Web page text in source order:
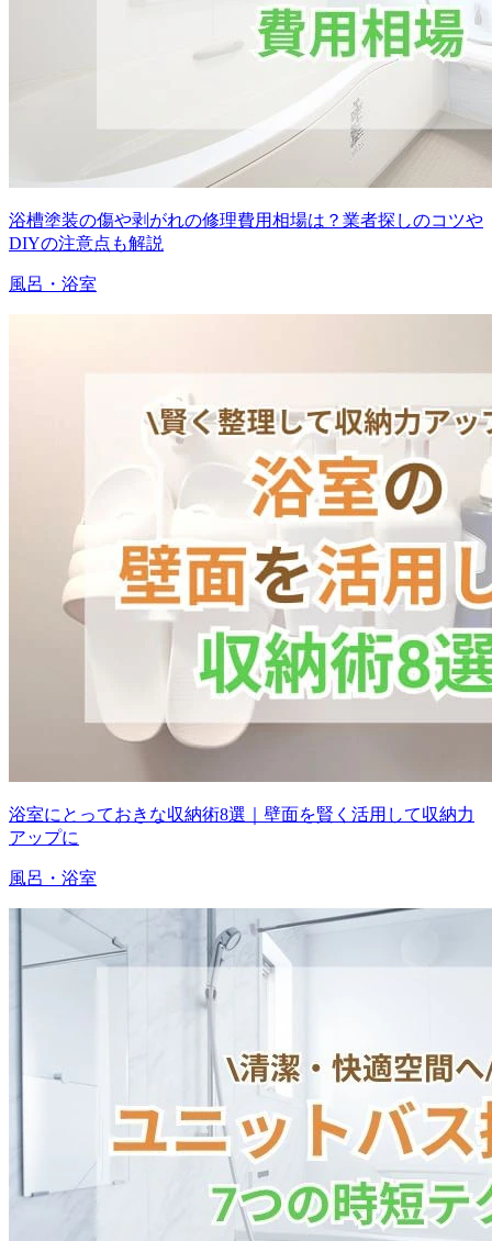
浴槽塗装の傷や剥がれの修理費用相場は？業者探しのコツや
DIYの注意点も解説
風呂・浴室
浴室にとっておきな収納術8選｜壁面を賢く活用して収納力
アップに
風呂・浴室